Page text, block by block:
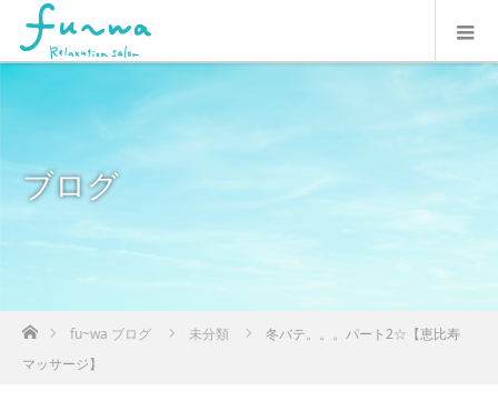
ブログ
ホームfu~wa ブログ 未分類
冬バテ。。。パート2☆【恵比寿
マッサージ】